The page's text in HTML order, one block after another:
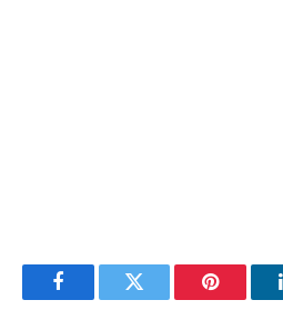
FacebookTwitter Pinterest